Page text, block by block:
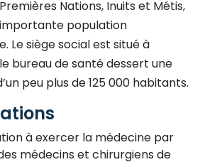
Nations, Inuits et Métis,
importante population
Le siège social est situé à
bureau de santé dessert une
peu plus de 125 000 habitants.
à exercer la médecine par
médecins et chirurgiens de